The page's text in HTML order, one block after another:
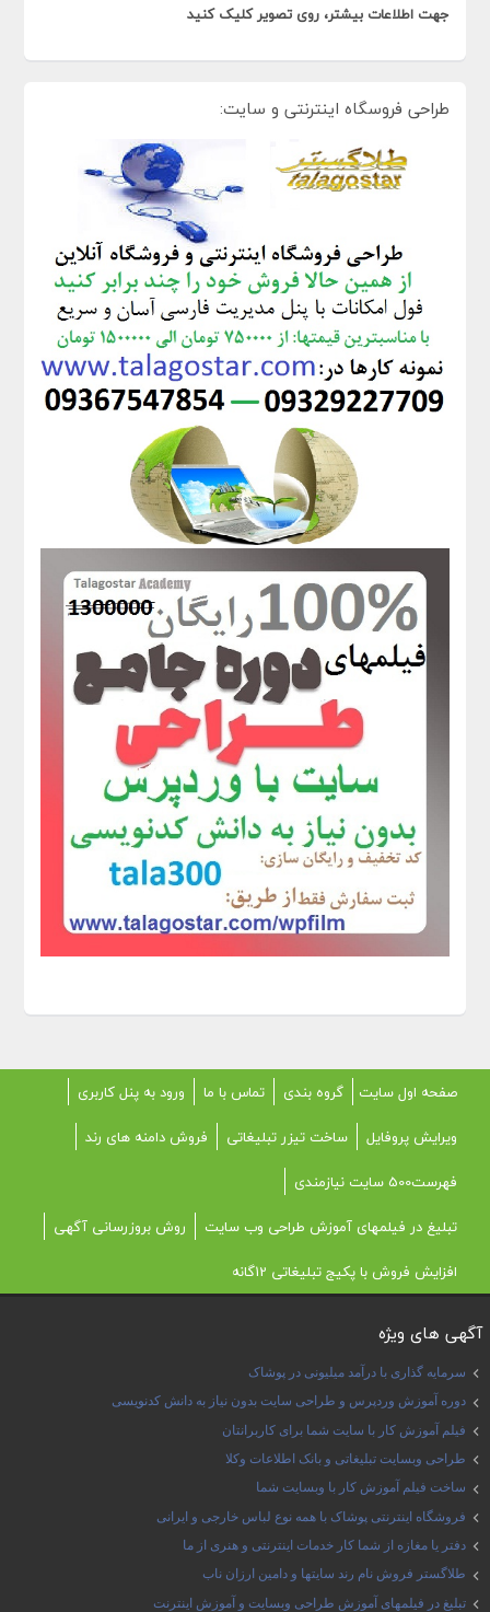
جهت اطلاعات بیشتر، روی تصویر کلیک کنید
طراحی فروسگاه اینترنتی و سایت:
صفحه اول سایت گروه بندی تماس با ما
ورود به پنل کاربری
ویرایش پروفایل
ساخت تیزر تبلیغاتی
فروش دامنه های رند
فهرست500 سایت نیازمندی
تبلیغ در فیلمهای آموزش طراحی وب سایت
روش بروزرسانی آگهی
افزایش فروش با پکیج تبلیغاتی 12گانه
آگهی های ویژه
سرمایه گذاری با درآمد میلیونی در پوشاک
دوره آموزش وردپرس و طراحی سایت بدون نیاز به دانش کدنویسی
فیلم آموزش کار با سایت شما برای کاربرانتان
طراحی وبسایت تبلیغاتی و بانک اطلاعات وکلا
ساخت فیلم آموزش کار با وبسایت شما
فروشگاه اینترنتی پوشاک با همه نوع لباس خارجی و ایرانی
دفتر یا مغازه از شما کار خدمات اینترنتی و هنری از ما
طلاگستر فروش نام رند سایتها و دامین ارزان ناب
تبلیغ در فیلمهای آموزش طراحی وبسایت و آموزش اینترنت